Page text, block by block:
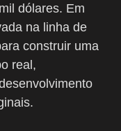
dólares. Em
na linha de
construir uma
real,